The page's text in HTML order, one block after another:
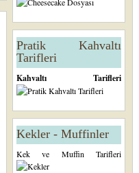
Pratik Kahvaltı
Tarifleri
Kahvaltı Tarifleri
Kekler - Muffinler
Kek ve Muffin Tarifleri